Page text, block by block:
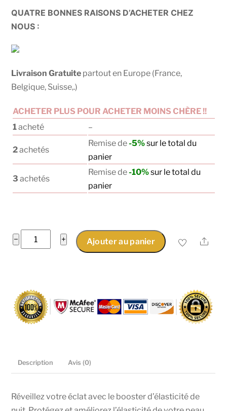
QUATRE BONNES RAISONS D’ACHETER CHEZ
NOUS :
Livraison Gratuite partout en Europe (France,
Belgique, Suisse,.)
ACHETER PLUS POUR ACHETER MOINS CHÈRE !!
1acheté –
2achetés
Remise de-5%sur le total du
panier
3 achetés
Remise de-10%sur le total du
panier
−
quantité
de
de
nuit
au
+ Ajouter au panier
Description Avis (0)
Réveillez votre éclat avec le booster d’élasticité de